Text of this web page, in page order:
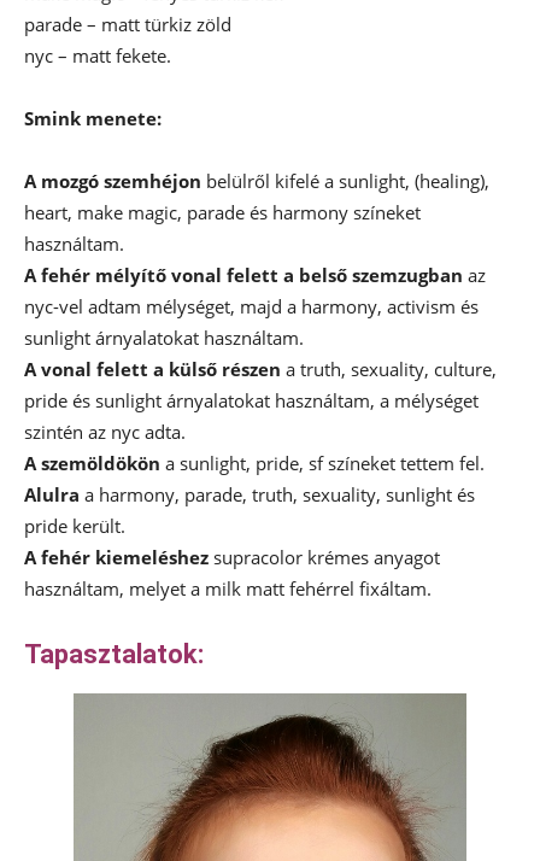
parade – matt türkiz zöld
nyc – matt fekete.
Smink menete:
A mozgó szemhéjon belülről kifelé a sunlight, (healing),
heart, make magic, parade és harmony színeket
használtam.
A fehér mélyítő vonal felett a belső szemzugban az
nyc-vel adtam mélységet, majd a harmony, activism és
sunlight árnyalatokat használtam.
A vonal felett a külső részen a truth, sexuality, culture,
pride és sunlight árnyalatokat használtam, a mélységet
szintén az nyc adta.
A szemöldökön a sunlight, pride, sf színeket tettem fel.
Alulra a harmony, parade, truth, sexuality, sunlight és
pride került.
A fehér kiemeléshez supracolor krémes anyagot
használtam, melyet a milk matt fehérrel fixáltam.
Tapasztalatok: